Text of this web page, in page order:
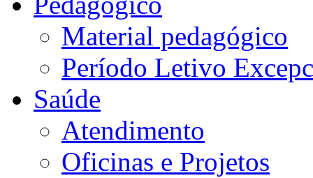
Material pedagógico
Período Letivo
Saúde
Atendimento
Oficinas e Projetos